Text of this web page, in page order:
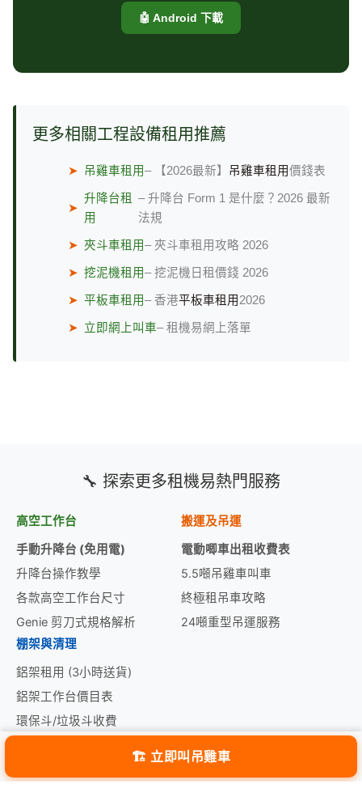
🤖 Android 下載
更多相關工程設備租用推薦
➤ 吊雞車租用– 【2026最新】 吊雞車租用價錢表
➤
升降台租
用
– 升降台 Form 1 是什麼？2026 最新
法規
➤ 夾斗車租用– 夾斗車租用攻略 2026
➤ 挖泥機租用– 挖泥機日租價錢 2026
➤ 平板車租用– 香港平板車租用2026
➤ 立即網上叫車– 租機易網上落單
🔧 探索更多租機易熱門服務
高空工作台
手動升降台 (免用電)
升降台操作教學
各款高空工作台尺寸
Genie 剪刀式規格解析
搬運及吊運
電動唧車出租收費表
5.5噸吊雞車叫車
終極租吊車攻略
24噸重型吊運服務
棚架與清理
鋁架租用 (3小時送貨)
鋁架工作台價目表
環保斗/垃圾斗收費
🏗️ 立即叫吊雞車